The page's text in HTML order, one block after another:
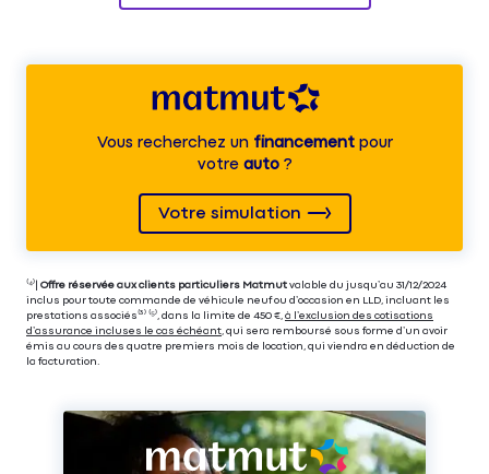
Vous recherchez unfinancementpour
votre auto?
Votre simulation
⁽⁴⁾| Offre réservée aux clients particuliers Matmut valable du jusqu’au 31/12/2024
inclus pour toute commande de véhicule neuf ou d’occasion en LLD, incluant les
prestations associés⁽³⁾ ⁽⁵⁾, dans la limite de 450 €, à l’exclusion des cotisations
d’assurance incluses le cas échéant, qui sera remboursé sous forme d’un avoir
émis au cours des quatre premiers mois de location, qui viendra en déduction de
la facturation.